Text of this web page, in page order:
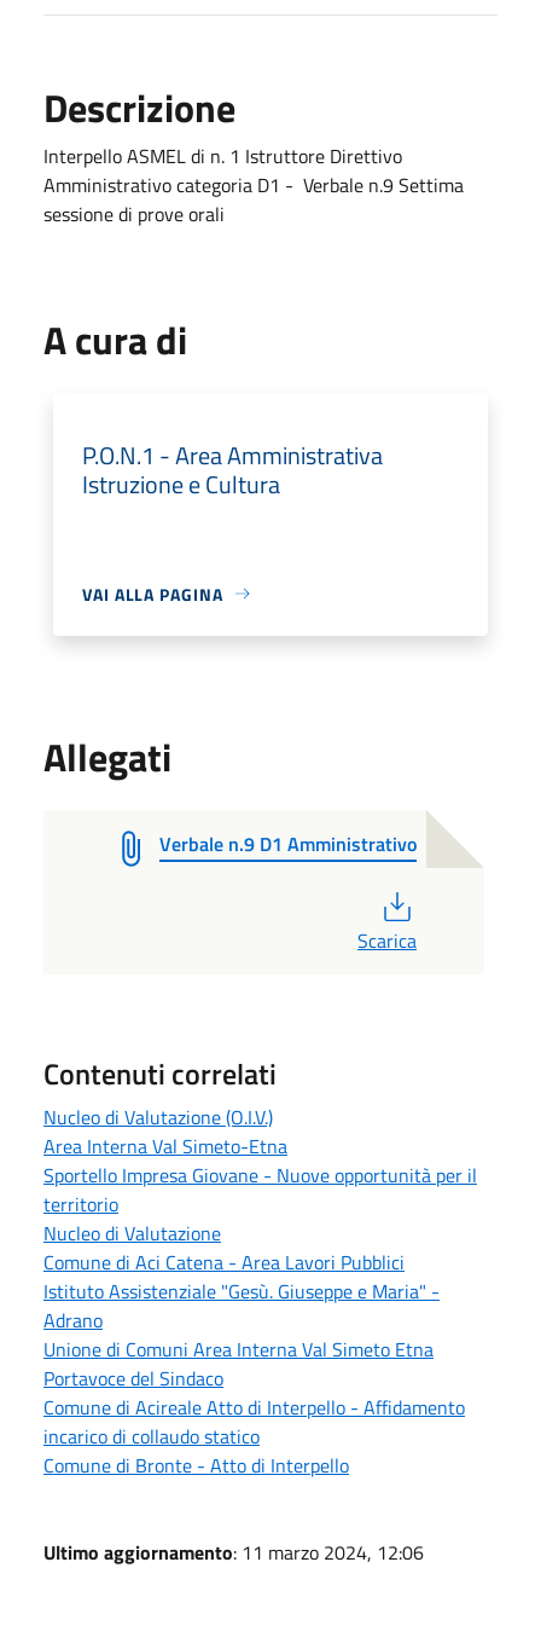
Descrizione
Interpello ASMEL di n. 1 Istruttore Direttivo
Amministrativo categoria D1 - Verbale n.9 Settima
sessione di prove orali
A cura di
P.O.N.1 - Area Amministrativa
Istruzione e Cultura
VAI ALLA PAGINA
Allegati
Verbale n.9 D1 Amministrativo
Scarica
Contenuti correlati
Nucleo di Valutazione (O.I.V.)
Area Interna Val Simeto-Etna
Sportello Impresa Giovane - Nuove opportunità per il
territorio
Nucleo di Valutazione
Comune di Aci Catena - Area Lavori Pubblici
Istituto Assistenziale "Gesù. Giuseppe e Maria" -
Adrano
Unione di Comuni Area Interna Val Simeto Etna
Portavoce del Sindaco
Comune di Acireale Atto di Interpello - Affidamento
incarico di collaudo statico
Comune di Bronte - Atto di Interpello
Ultimo aggiornamento: 11 marzo 2024, 12:06